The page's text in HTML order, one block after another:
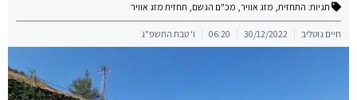
תגיות: התחזית, מזג אוויר, מכ"ם הגשם, תחזית מזג אוויר
חיים גוטליב 30/12/2022
06:20 ו' טבת התשפ"ג